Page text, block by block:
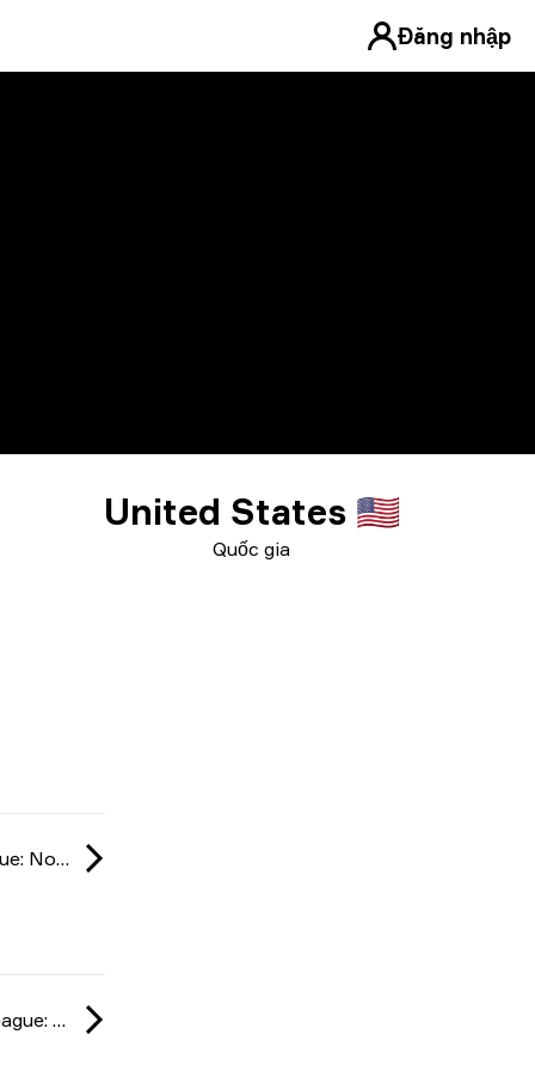
Đăng nhập
Quốc gia
United States 🇺🇸
WINNERS League: North America Invite Division season 4 2020
eFire Master League: North America season 2 2020